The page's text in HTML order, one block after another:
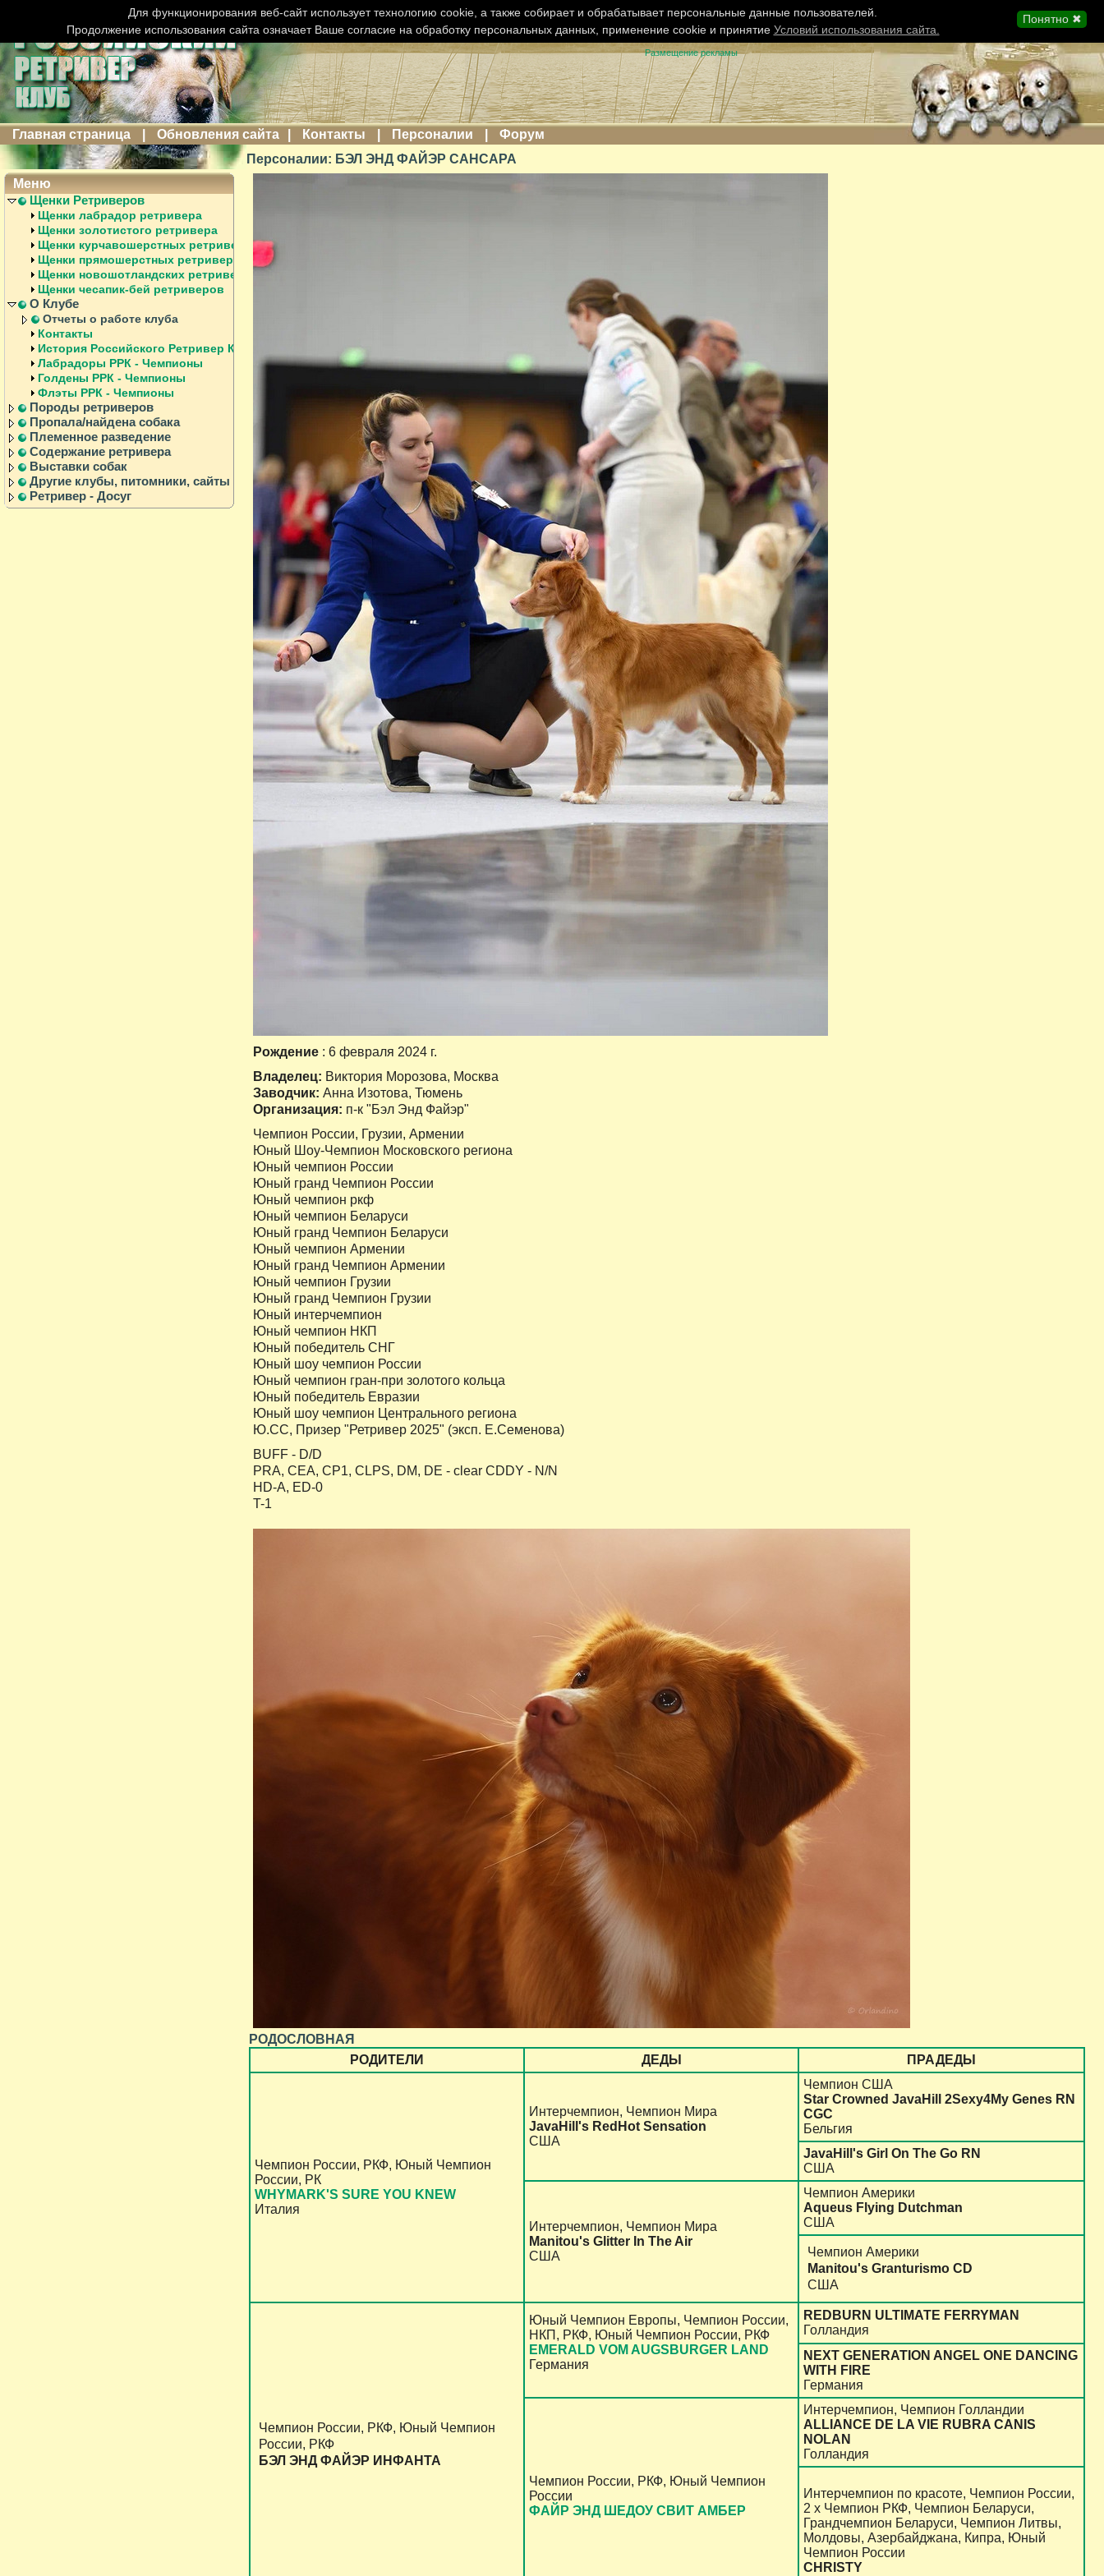
Размещение рекламы
Главная страница Обновления сайта Контакты Персоналии
Форум
Персоналии: БЭЛ ЭНД ФАЙЭР САНСАРА
Рождение : 6 февраля 2024 г.
Владелец: Виктория Морозова, Москва
Заводчик: Анна Изотова, Тюмень
Организация: п-к "Бэл Энд Файэр"
Чемпион России, Грузии, Армении
Юный Шоу-Чемпион Московского региона
Юный чемпион России
Юный гранд Чемпион России
Юный чемпион ркф
Юный чемпион Беларуси
Юный гранд Чемпион Беларуси
Юный чемпион Армении
Юный гранд Чемпион Армении
Юный чемпион Грузии
Юный гранд Чемпион Грузии
Юный интерчемпион
Юный чемпион НКП
Юный победитель СНГ
Юный шоу чемпион России
Юный чемпион гран-при золотого кольца
Юный победитель Евразии
Юный шоу чемпион Центрального региона
Ю.СС, Призер "Ретривер 2025" (эксп. Е.Семенова)
BUFF - D/D
PRA, CEA, CP1, CLPS, DM, DE - clear CDDY - N/N
HD-A, ED-0
T-1
РОДОСЛОВНАЯ
РОДИТЕЛИ
ДЕДЫ ПРАДЕДЫ
Чемпион России, РКФ, Юный Чемпион
России, РК
WHYMARK'S SURE YOU KNEW
Италия
Интерчемпион, Чемпион Мира
JavaHill's RedHot Sensation
США
Чемпион США
Star Crowned JavaHill 2Sexy4My Genes RN
CGC
Бельгия
JavaHill's Girl On The Go RN
США
Интерчемпион, Чемпион Мира
Manitou's Glitter In The Air
США
Чемпион Америки
Aqueus Flying Dutchman
США
Чемпион Америки
Manitou's Granturismo CD
США
Чемпион России, РКФ, Юный Чемпион
России, РКФ
БЭЛ ЭНД ФАЙЭР ИНФАНТА
Юный Чемпион Европы, Чемпион России,
НКП, РКФ, Юный Чемпион России, РКФ
EMERALD VOM AUGSBURGER LAND
Германия
REDBURN ULTIMATE FERRYMAN
Голландия
NEXT GENERATION ANGEL ONE DANCING
WITH FIRE
Германия
Чемпион России, РКФ, Юный Чемпион
России
ФАЙР ЭНД ШЕДОУ СВИТ АМБЕР
Интерчемпион, Чемпион Голландии
ALLIANCE DE LA VIE RUBRA CANIS
NOLAN
Голландия
Интерчемпион по красоте, Чемпион России,
2 х Чемпион РКФ, Чемпион Беларуси,
Грандчемпион Беларуси, Чемпион Литвы,
Молдовы, Азербайджана, Кипра, Юный
Чемпион России
CHRISTY
Меню
Щенки Ретриверов
Щенки лабрадор ретривера
Щенки золотистого ретривера
Щенки курчавошерстных ретриверов
Щенки прямошерстных ретриверов
Щенки новошотландских ретриверов
Щенки чесапик-бей ретриверов
О Клубе
Отчеты о работе клуба
Контакты
История Российского Ретривер Клуба
Лабрадоры РРК - Чемпионы
Голдены РРК - Чемпионы
Флэты РРК - Чемпионы
Породы ретриверов
Пропала/найдена собака
Племенное разведение
Содержание ретривера
Выставки собак
Другие клубы, питомники, сайты
Ретривер - Досуг
Понятно ✖
Для функционирования веб-сайт использует технологию cookie, а также собирает и обрабатывает персональные данные пользователей.
Продолжение использования сайта означает Ваше согласие на обработку персональных данных, применение cookie и принятие Условий использования сайта.